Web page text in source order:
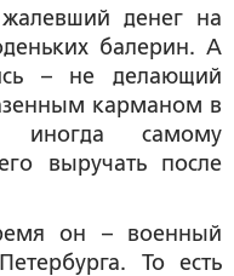
денег на
балерин. А
– не делающий
карманом в
иногда самому
выручать после
он – военный
То есть